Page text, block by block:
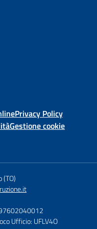
Privacy Policy
Gestione cookie
(TO)
Ufficio: UFLV4O